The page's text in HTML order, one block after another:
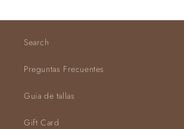
Search
Preguntas Frecuentes
Guia de tallas
Gift Card